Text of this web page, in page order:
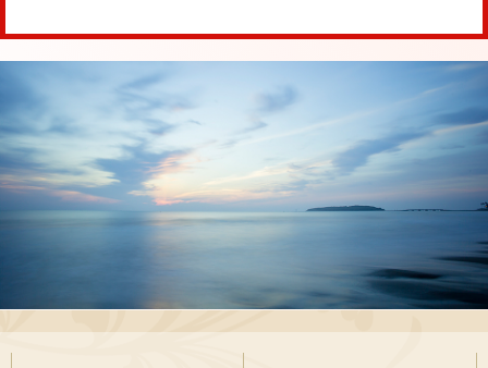
くすみ・肌の張り・肌質改善
表情シワ-額・眉間・目じり・あご-
フェイスリフト・深いシワ・ほうれい線
部分痩せ治療
無料相談